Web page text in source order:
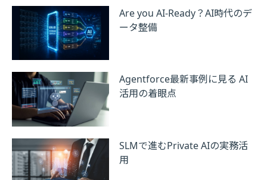
Are you AI-Ready？AI時代のデ
ータ整備
Agentforce最新事例に見る AI
活用の着眼点
SLMで進むPrivate AIの実務活
用